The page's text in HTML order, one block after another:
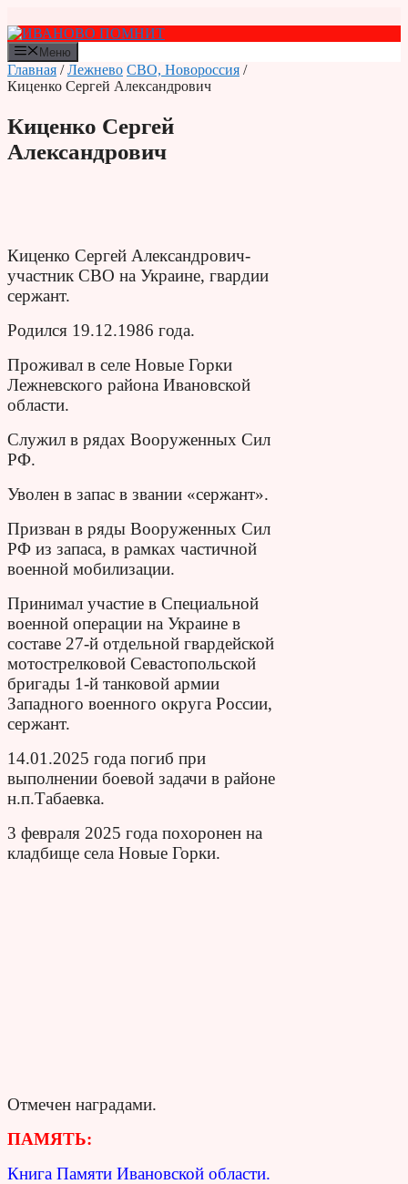
к
содержимому
Меню
Главная /Лежнево СВО, Новороссия /
Киценко Сергей Александрович
Киценко Сергей
Александрович
Киценко Сергей Александрович-
участник СВО на Украине, гвардии
сержант.
Родился 19.12.1986 года.
Проживал в селе Новые Горки
Лежневского района Ивановской
области.
Служил в рядах Вооруженных Сил
РФ.
Уволен в запас в звании «сержант».
Призван в ряды Вооруженных Сил
РФ из запаса, в рамках частичной
военной мобилизации.
Принимал участие в Специальной
военной операции на Украине в
составе 27-й отдельной гвардейской
мотострелковой Севастопольской
бригады 1-й танковой армии
Западного военного округа России,
сержант.
14.01.2025 года погиб при
выполнении боевой задачи в районе
н.п.Табаевка.
3 февраля 2025 года похоронен на
кладбище села Новые Горки.
Отмечен наградами.
ПАМЯТЬ:
Книга Памяти Ивановской области.